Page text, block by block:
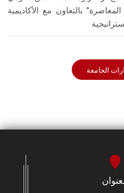
بالتعاون مع الأكاديمية
الجامعة